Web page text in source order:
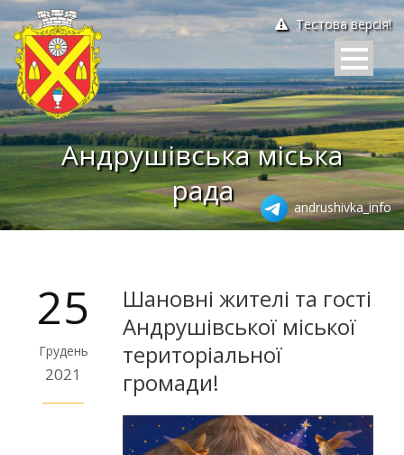
Тестова версія!
Андрушівська міська
рада
andrushivka_info
25
Грудень
2021
Шановні жителі та гості
Андрушівської міської
територіальної
громади!